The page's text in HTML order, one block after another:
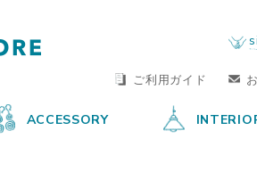
by
ご利用ガイド
ACCESSORY